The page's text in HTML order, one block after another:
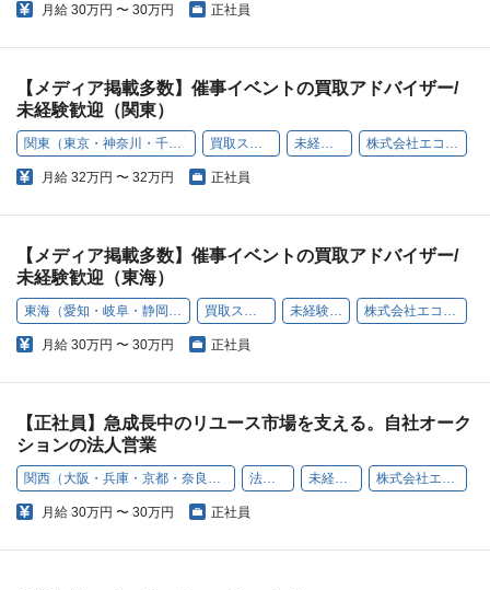
月給 30万円 〜 30万円 正社員
【メディア掲載多数】催事イベントの買取アドバイザー/
未経験歓迎（関東）
関東（東京・神奈川・千葉・埼玉） 買取スタッフ 未経験歓迎 株式会社エコリング
月給 32万円 〜 32万円 正社員
【メディア掲載多数】催事イベントの買取アドバイザー/
未経験歓迎（東海）
東海（愛知・岐阜・静岡・長野） 買取スタッフ 未経験歓迎 株式会社エコリング
月給 30万円 〜 30万円 正社員
【正社員】急成長中のリユース市場を支える。自社オーク
ションの法人営業
関西（大阪・兵庫・京都・奈良・和歌山・滋賀） 法人営業 未経験歓迎 株式会社エコリング
月給 30万円 〜 30万円 正社員